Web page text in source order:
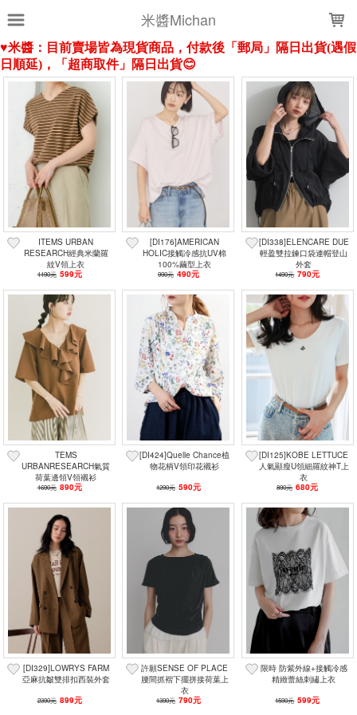
米醬Michan
上架時間 銷售件數 銷售價格
樣式尺寸篩選
全部樣式 1.白 1.米白
2.黑
3.黑
1.象牙白 3.深灰
6.黑
1.黑
全部尺寸 M M-L
LL
XL 3L 150
FREE
one
現貨商品
篩選
ITEMS URBAN
RESEARCH經典米蘭羅
紋V領上衣
1190元 599元
[DI176]AMERICAN
HOLIC接觸冷感抗UV棉
100%繭型上衣
990元 490元
[DI338]ELENCARE DUE
輕盈雙拉鍊口袋連帽登山
外套
1490元 790元
TEMS
URBANRESEARCH氣質
荷葉邊領V領襯衫
1690元 890元
[DI424]Quelle Chance植
物花柄V領印花襯衫
1290元 590元
[DI125]KOBE LETTUCE
人氣顯瘦U領細羅紋神T上
衣
890元 680元
[DI329]LOWRYS FARM
亞麻抗皺雙排扣西裝外套
2390元 899元
許願SENSE OF PLACE
腰間抓褶下擺拼接荷葉上
衣
1390元 790元
限時 防紫外線+接觸冷感
精緻蕾絲刺繡上衣
1590元 599元